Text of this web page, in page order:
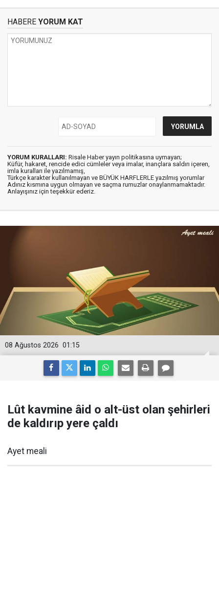
HABERE YORUM KAT
YORUM KURALLARI: Risale Haber yayın politikasına uymayan;
Küfür, hakaret, rencide edici cümleler veya imalar, inançlara saldırı içeren,
imla kuralları ile yazılmamış,
Türkçe karakter kullanılmayan ve BÜYÜK HARFLERLE yazılmış yorumlar
Adınız kısmına uygun olmayan ve saçma rumuzlar onaylanmamaktadır.
Anlayışınız için teşekkür ederiz.
01:15
08 Ağustos 2026
Lût kavmine âid o alt-üst olan şehirleri
de kaldırıp yere çaldı
Ayet meali